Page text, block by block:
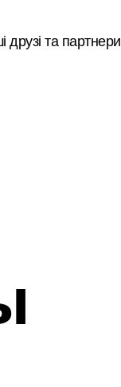
друзі та партнери